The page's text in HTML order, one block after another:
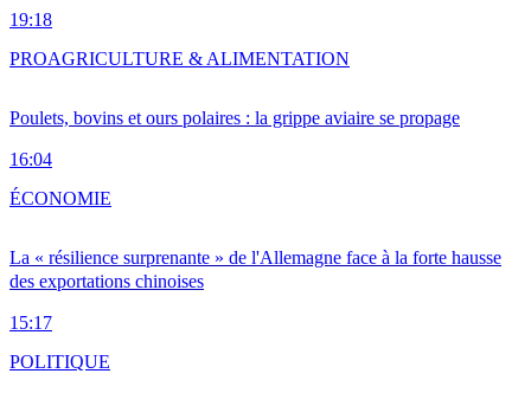
19:18
Poulets, bovins et ours polaires : la grippe aviaire se propage
16:04
PROAGRICULTURE & ALIMENTATION
La « résilience surprenante » de l'Allemagne face à la forte hausse
des exportations chinoises
15:17
ÉCONOMIE
POLITIQUE